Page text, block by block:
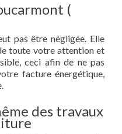
(
pas être négligée. Elle
toute votre attention et
ceci afin de ne pas
facture énergétique,
des travaux